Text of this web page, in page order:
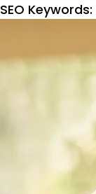
SEO Keywords: